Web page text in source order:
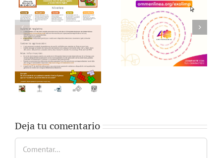
Deja tu comentario
Comentar